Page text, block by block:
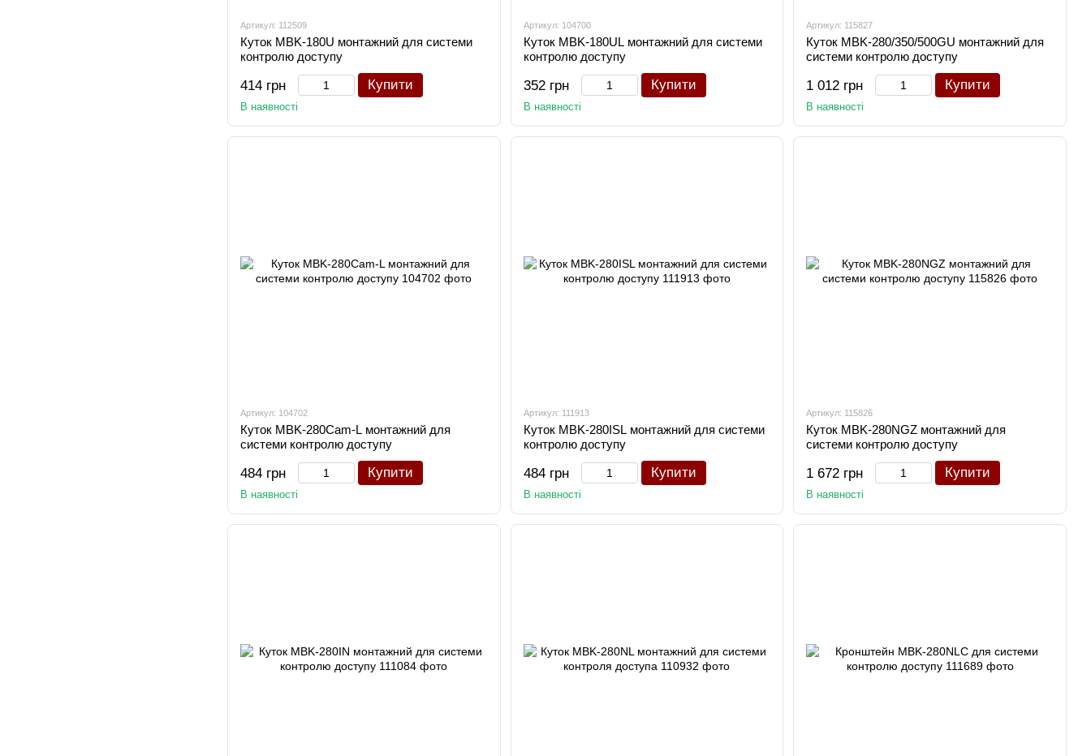
Артикул: 112509
Куток MBK-180U монтажний для системи
контролю доступу
414 грн Купити
В наявності
Артикул: 104700
Куток MBK-180UL монтажний для системи
контролю доступу
352 грн Купити
В наявності
Артикул: 115827
Куток MBK-280/350/500GU монтажний для
системи контролю доступу
1 012 грн Купити
В наявності
Артикул: 104702
Куток MBK-280Cam-L монтажний для
системи контролю доступу
484 грн Купити
В наявності
Артикул: 111913
Куток MBK-280ISL монтажний для системи
контролю доступу
484 грн Купити
В наявності
Артикул: 115826
Куток MBK-280NGZ монтажний для
системи контролю доступу
1 672 грн Купити
В наявності